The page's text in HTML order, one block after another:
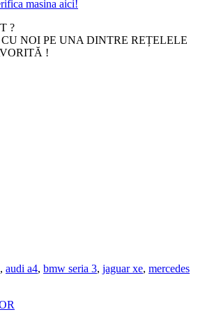
?
NOI PE UNA DINTRE REȚELELE
!
, audi a4, bmw seria 3, jaguar xe, mercedes